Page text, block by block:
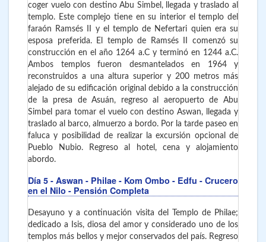
coger vuelo con destino Abu Simbel, llegada y traslado al
templo. Este complejo tiene en su interior el templo del
faraón Ramsés II y el templo de Nefertari quien era su
esposa preferida. El templo de Ramsés II comenzó su
construcción en el año 1264 a.C y terminó en 1244 a.C.
Ambos templos fueron desmantelados en 1964 y
reconstruidos a una altura superior y 200 metros más
alejado de su edificación original debido a la construcción
de la presa de Asuán, regreso al aeropuerto de Abu
Simbel para tomar el vuelo con destino Aswan, llegada y
traslado al barco, almuerzo a bordo. Por la tarde paseo en
faluca y posibilidad de realizar la excursión opcional de
Pueblo Nubio. Regreso al hotel, cena y alojamiento
abordo.
Día 5 - Aswan - Philae - Kom Ombo - Edfu - Crucero
en el Nilo - Pensión Completa
Desayuno y a continuación visita del Templo de Philae;
dedicado a Isis, diosa del amor y considerado uno de los
templos más bellos y mejor conservados del país. Regreso